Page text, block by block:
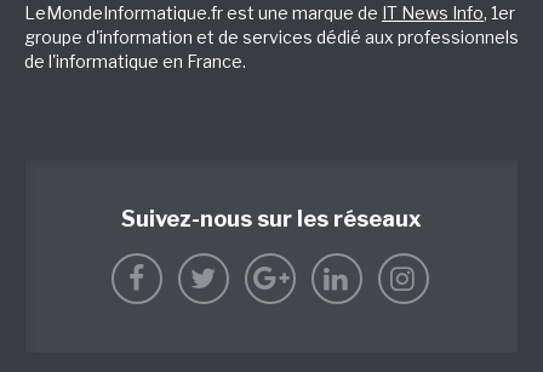
LeMondeInformatique.fr est une marque de IT News Info, 1er
groupe d'information et de services dédié aux professionnels
de l'informatique en France.
Suivez-nous sur les réseaux